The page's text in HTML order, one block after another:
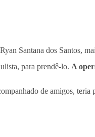
Santana dos Santos,
para prendê-lo. A
de amigos,